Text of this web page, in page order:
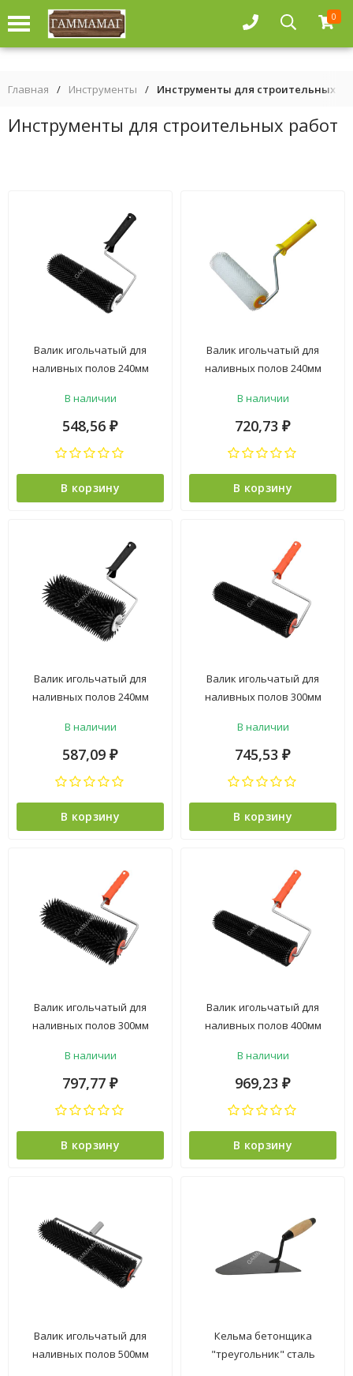
0
Главная / Инструменты / Инструменты для строительных
Инструменты для строительных работ
Валик игольчатый для
наливных полов 240мм
(арт.111-6240) *1/24
В наличии
548,56 ₽
В корзину
Валик игольчатый для
наливных полов 240мм
(арт.0306990) *1/40
В наличии
720,73 ₽
В корзину
Валик игольчатый для
наливных полов 240мм
(арт.111-8240) *1/12
В наличии
587,09 ₽
В корзину
Валик игольчатый для
наливных полов 300мм
(арт.111-6300) *1/20
В наличии
745,53 ₽
В корзину
Валик игольчатый для
наливных полов 300мм
(арт.111-8300) *1/10
В наличии
797,77 ₽
В корзину
Валик игольчатый для
наливных полов 400мм
(арт.111-6400) *1/18
В наличии
969,23 ₽
В корзину
Валик игольчатый для
наливных полов 500мм
Кельма бетонщика
"треугольник" сталь